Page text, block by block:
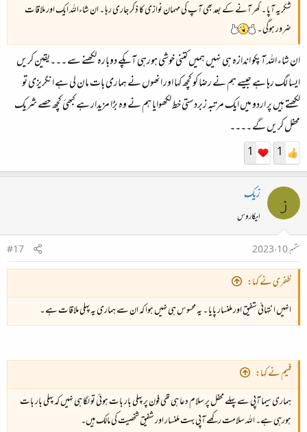
شکریہ آپا ۔ گھر آنے کے بعد بھی آپ کی مہمان نوازی کا ذکر جاری رہا ۔ ان شاءاللہ ایک اور ملاقات
ضرور ہوگی ۔
ان شاء اللہ آپکو اندازہ ہی نہیں ہمیں کتنی خوشی ہورہی آپکے دوبارہ لکھنے سے ۔۔۔یقین کریں
ایسا لگ رہا ہے جیسے ہم نے رضا کو کچھ کہا اور انھوں نے ہماری بات مان لی ہے انگریزی تو
لکھتے ہیں پر اردو میں ایک مرتبہ زبردستی خط لکھوایا ہم نے وہ بڑا مزیدار ہے کبھئ کچھ حصے شریک
محفل کریں گے ۔۔۔۔
1
1
ز زیک
ایکاروس
ستمبر 10، 2023
#17
ظفری نے کہا:
انہیں انتہائی شفیق اور ملنسار پایا ۔ یہ محسوس ہی نہیں ہوا کہ ان سے ہماری یہ پہلی ملاقات ہے ۔
فہیم نے کہا:
ہماری سیما آپی سے پہلے محفل پر سلام دعا ہی تھی فون پر پہلی بار بات ہوئی تو لگا ہی نہیں کہ پہلی بار بات
ہورہی ہے۔ اللہ سلامت رکھے آپی بہت ملنسار اور شفیق شخصیت کی مالک ہیں۔